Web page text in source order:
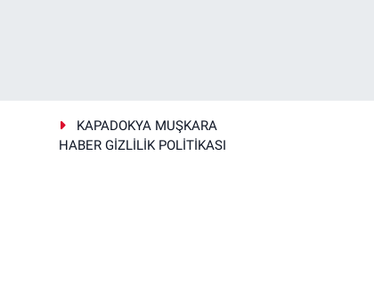
KAPADOKYA MUŞKARA
HABER GİZLİLİK POLİTİKASI